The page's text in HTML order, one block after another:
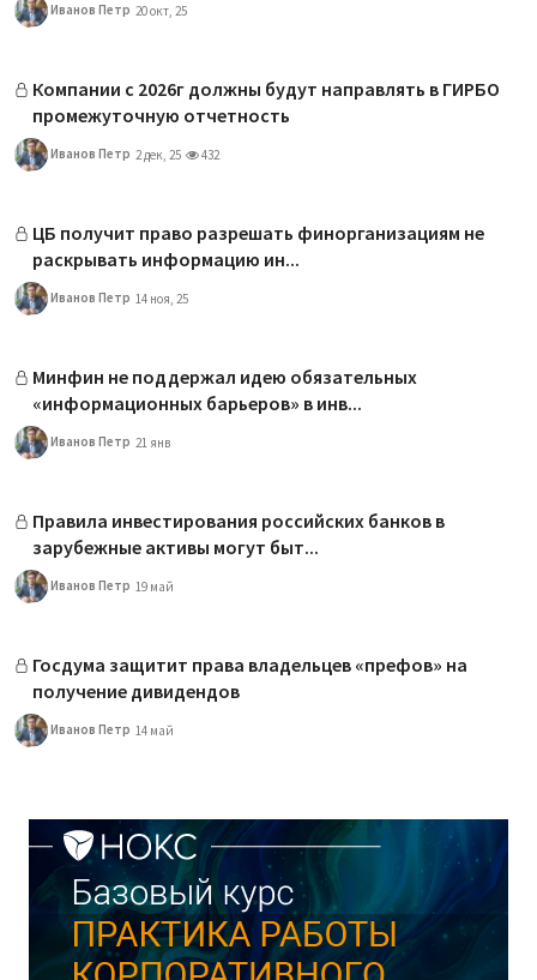
Иванов Петр 20 окт, 25
Компании с 2026г должны будут направлять в ГИРБО
промежуточную отчетность
Иванов Петр 2 дек, 25 432
ЦБ получит право разрешать финорганизациям не
раскрывать информацию ин...
Иванов Петр 14 ноя, 25
Минфин не поддержал идею обязательных
«информационных барьеров» в инв...
Иванов Петр 21 янв
Правила инвестирования российских банков в
зарубежные активы могут быт...
Иванов Петр 19 май
Госдума защитит права владельцев «префов» на
получение дивидендов
Иванов Петр 14 май